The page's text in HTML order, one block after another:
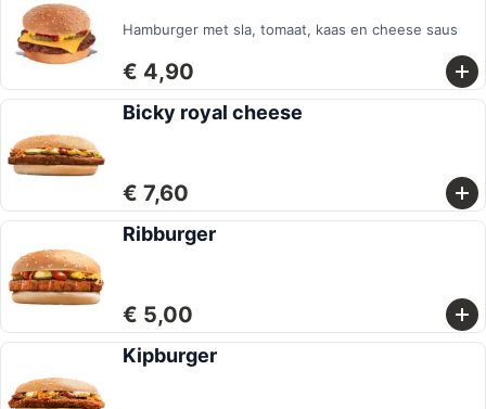
Hamburger met sla, tomaat, kaas en cheese saus
€ 4,90
Bicky royal cheese
€ 7,60
Ribburger
€ 5,00
Kipburger